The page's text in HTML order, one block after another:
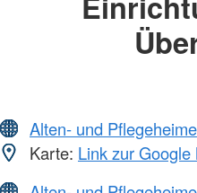
Alten- und Pflegeheime
Karte: Link zur